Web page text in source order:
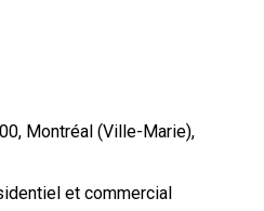
Montréal (Ville-Marie),
et commercial